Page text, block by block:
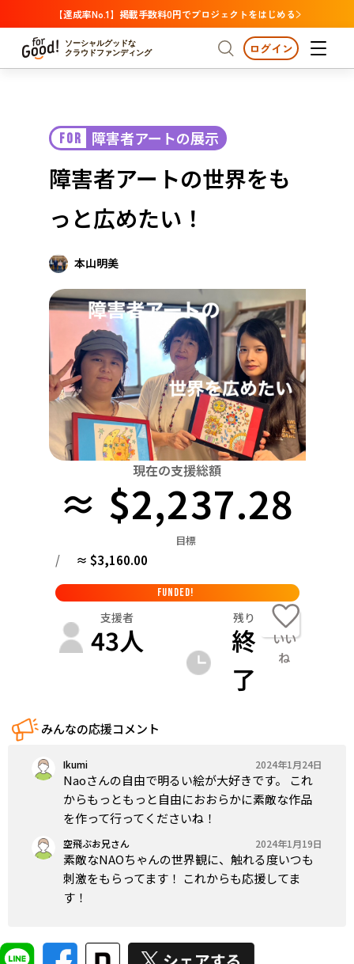
【達成率No.1】掲載手数料0円でプロジェクトをはじめる
ソーシャルグッドな
クラウドファンディング
プロジェクトからさがす 注目
カテゴリーからさがす 国際協力
医療・福祉
中部
近畿
中国
四国
九州・沖縄
注目 新着
支援金額が多い
支援人数が多い
終了日が近い
カテゴリーからさがす
国際協力 医療・福祉
子ども・教育
環境・エシカル
社会貢献
地域からさがす
北海道・東北
北海道 青森 岩手 宮城 秋田 山形
茨城 栃木 群馬 埼玉 千葉 東京
新潟 富山 石川 福井 山梨 長野
京都 大阪 兵庫
岡山 広島 山口
香川 愛媛
九州・沖縄
佐賀 長崎 熊本 大分 宮崎
ログイン
FOR 障害者アートの展示
障害者アートの世界をも
っと広めたい！
本山明美
現在の支援総額
≈ $2,237.28
目標
/ ≈ $3,160.00
FUNDED!
支援者
43人
残り
終
了
いい
ね
みんなの応援コメント
Ikumi 2024年1月24日
Naoさんの自由で明るい絵が大好きです。 これ
からもっともっと自由におおらかに素敵な作品
を作って行ってくださいね！
空飛ぶお兄さん 2024年1月19日
素敵なNAOちゃんの世界観に、触れる度いつも
刺激をもらってます！ これからも応援してま
す！